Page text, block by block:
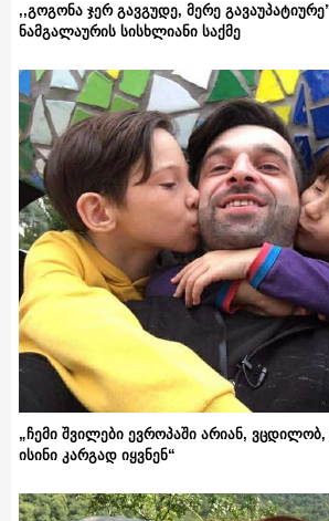
,,გოგონა ჯერ გავგუდე, მერე
ნამგალაურის სისხლიანი საქმე
„ჩემი შვილები ევროპაში არიან,
ისინი კარგად იყვნენ“